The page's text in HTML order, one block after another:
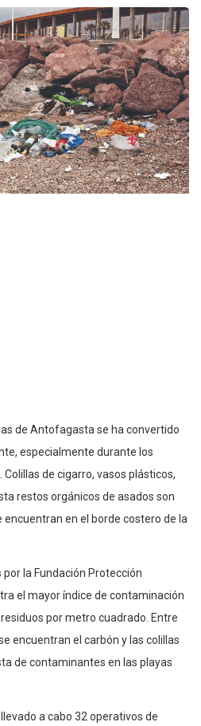
de Antofagasta se ha convertido
especialmente durante los
de cigarro, vasos plásticos,
restos orgánicos de asados son
en el borde costero de la
la Fundación Protección
el mayor índice de contaminación
por metro cuadrado. Entre
encuentran el carbón y las colillas
de contaminantes en las playas
a cabo 32 operativos de